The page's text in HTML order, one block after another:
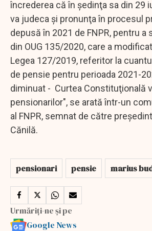
încrederea că în şedinţa sa din 29
va judeca şi pronunţa în procesul
depusă în 2021 de FNPR, pentru a
din OUG 135/2020, care a
Legea 127/2019, referitor la
de pensie pentru perioada 2021-
diminuat - Curtea Constituţională
pensionarilor", se arată într-un
al FNPR, semnat de către
Cănilă.
pensionari pensie marius
Urmăriți-ne și pe
Google News